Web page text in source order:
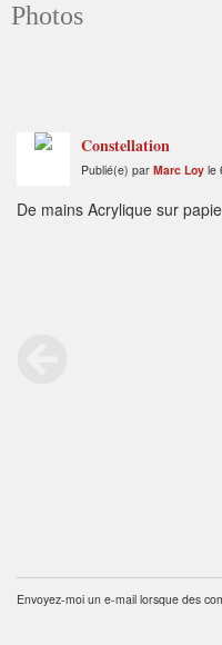
Photos
Constellation
Publié(e) par Marc Loy le
De mains Acrylique sur
Envoyez-moi un e-mail lorsque des